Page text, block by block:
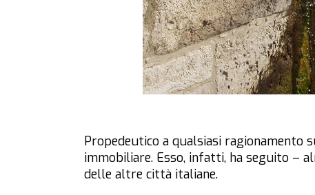
Propedeutico a qualsiasi ragionamento
immobiliare. Esso, infatti, ha seguito –
delle altre città italiane.